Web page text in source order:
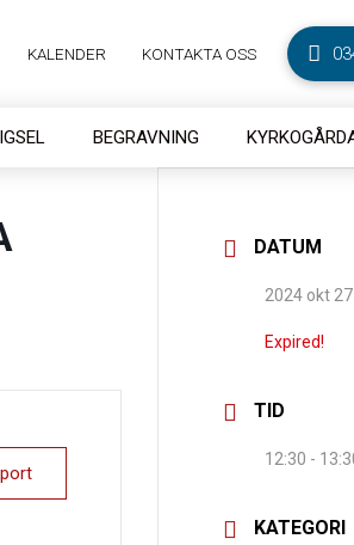
KALENDER KONTAKTA OSS
BEGRAVNING
DATUM
2024 okt 27
Expired!
TID
12:30 -
KATEGORI